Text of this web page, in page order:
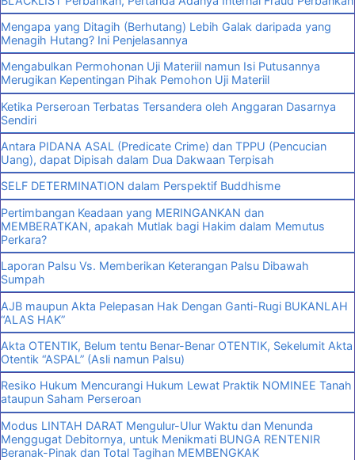
Mengapa yang Ditagih (Berhutang) Lebih Galak daripada yang
Menagih Hutang? Ini Penjelasannya
Mengabulkan Permohonan Uji Materiil namun Isi Putusannya
Merugikan Kepentingan Pihak Pemohon Uji Materiil
Ketika Perseroan Terbatas Tersandera oleh Anggaran Dasarnya
Sendiri
Antara PIDANA ASAL (Predicate Crime) dan TPPU (Pencucian
Uang), dapat Dipisah dalam Dua Dakwaan Terpisah
SELF DETERMINATION dalam Perspektif Buddhisme
Pertimbangan Keadaan yang MERINGANKAN dan
MEMBERATKAN, apakah Mutlak bagi Hakim dalam Memutus
Perkara?
Laporan Palsu Vs. Memberikan Keterangan Palsu Dibawah
Sumpah
AJB maupun Akta Pelepasan Hak Dengan Ganti-Rugi BUKANLAH
“ALAS HAK”
Akta OTENTIK, Belum tentu Benar-Benar OTENTIK, Sekelumit Akta
Otentik “ASPAL” (Asli namun Palsu)
Resiko Hukum Mencurangi Hukum Lewat Praktik NOMINEE Tanah
ataupun Saham Perseroan
Modus LINTAH DARAT Mengulur-Ulur Waktu dan Menunda
Menggugat Debitornya, untuk Menikmati BUNGA RENTENIR
Beranak-Pinak dan Total Tagihan MEMBENGKAK